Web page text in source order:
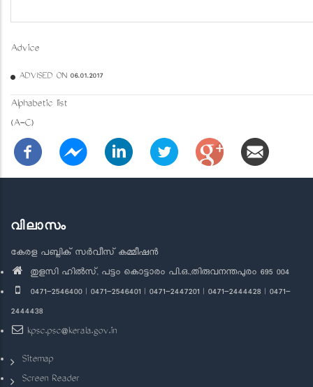
Advice
ADVISED ON 06.01.2017
Alphabetic list
(A-C)
വിലാസം
കേരള പബ്ലിക് സർവീസ് കമ്മീഷൻ
തുളസി ഹിൽസ്, പട്ടം കൊട്ടാരം പി.ഒ.,തിരുവനന്തപുരം 695 004
0471-2546400 | 0471-2546401 | 0471-2447201 | 0471-2444428 | 0471-
2444438
kpsc.psc@kerala.gov.in
Sitemap
Screen Reader